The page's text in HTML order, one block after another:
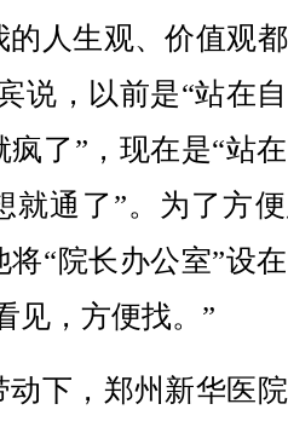
的人生观、价值观
说，以前是“站在
疯了”，现在是“站
就通了”。为了方
“院长办公室”设
见，方便找。”
下，郑州新华医